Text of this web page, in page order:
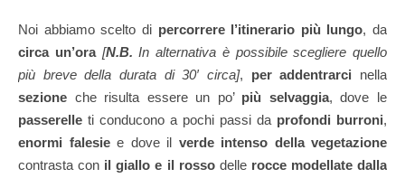
Noi abbiamo scelto di percorrere l’itinerario più lungo, da
circa un’ora [N.B. In alternativa è possibile scegliere quello
più breve della durata di 30′ circa], per addentrarci nella
sezione che risulta essere un po’ più selvaggia, dove le
passerelle ti conducono a pochi passi da profondi burroni,
enormi falesiee dove il verde intenso della vegetazione
contrasta con il giallo e il rossodelle rocce modellate dalla